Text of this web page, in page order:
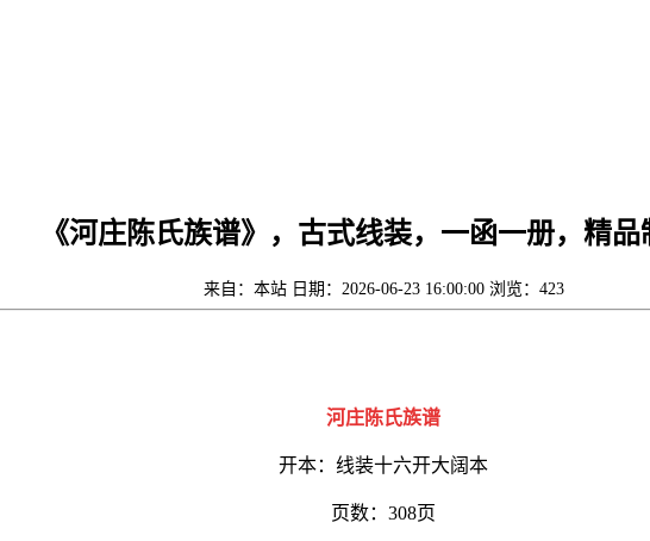
《河庄陈氏族谱》，古式线装，一函一册，精品
来自：本站 日期：2026-06-23 16:00:00 浏览：423
河庄陈氏族谱
开本：线装十六开大阔本
页数：308页